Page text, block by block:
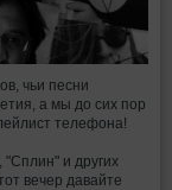
чьи песни
а мы до сих пор
телефона!
и других
вечер давайте